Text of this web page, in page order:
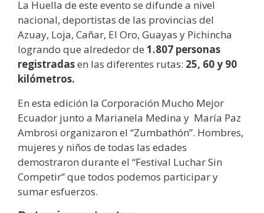
La Huella de este evento se difunde a nivel
nacional, deportistas de las provincias del
Azuay, Loja, Cañar, El Oro, Guayas y Pichincha
logrando que alrededor de 1.807 personas
registradasen las diferentes rutas: 25, 60 y 90
kilómetros.
En esta edición la Corporación Mucho Mejor
Ecuador junto a Marianela Medina y María Paz
Ambrosi organizaron el “Zumbathón”. Hombres,
mujeres y niños de todas las edades
demostraron durante el “Festival Luchar Sin
Competir” que todos podemos participar y
sumar esfuerzos.